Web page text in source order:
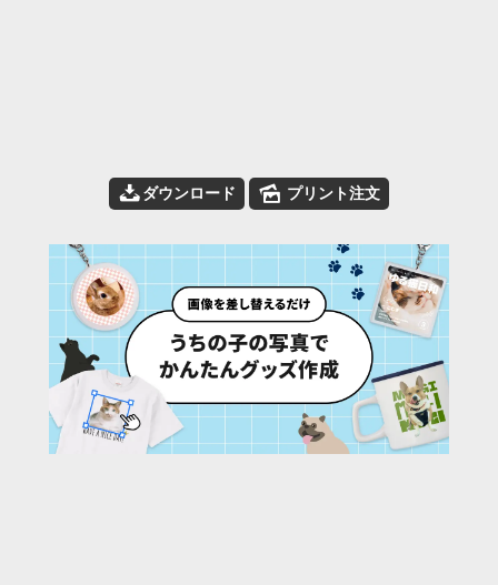
📥ダウンロード 🌄 プリント注文